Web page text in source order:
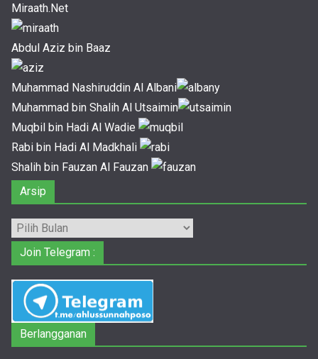
Miraath.Net
Abdul Aziz bin Baaz
Muhammad Nashiruddin Al Albani
Muhammad bin Shalih Al Utsaimin
Muqbil bin Hadi Al Wadie
Rabi bin Hadi Al Madkhali
Shalih bin Fauzan Al Fauzan
Arsip
Arsip
Join Telegram :
Berlangganan